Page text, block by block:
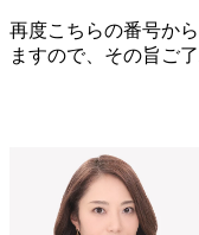
再度こちらの番号か
ますので、その旨ご